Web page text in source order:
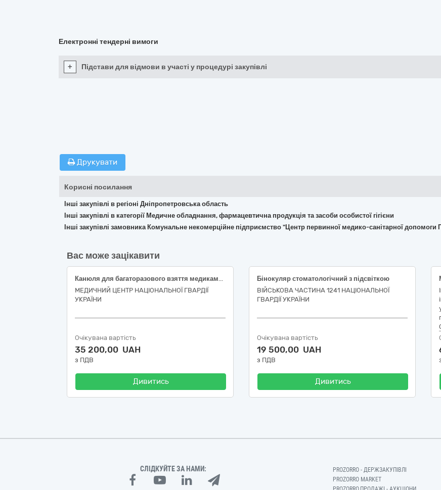
Електронні тендерні вимоги
+ Підстави для відмови в участі у процедурі закупівлі
Друкувати
Корисні посилання
Інші закупівлі в регіоні Дніпропетровська область
Інші закупівлі в категорії Медичне обладнання, фармацевтична продукція та засоби особистої гігієни
Інші закупівлі замовника Комунальне некомерційне підприємство "Центр первинної медико-санітарної допомоги
Вас може зацікавити
Канюля для багаторазового взяття медикаментів з антибактеріальним фільтром для фільтрації повітря та фільтром тонкої очистки розчину (червона)
МЕДИЧНИЙ ЦЕНТР НАЦІОНАЛЬНОЇ ГВАРДІЇ
УКРАЇНИ
Очікувана вартість
35 200,00 UAH
з ПДВ
Дивитись
Бінокуляр стоматологічний з підсвіткою
ВІЙСЬКОВА ЧАСТИНА 1241 НАЦІОНАЛЬНОЇ
ГВАРДІЇ УКРАЇНИ
Очікувана вартість
19 500,00 UAH
з ПДВ
Дивитись
СЛІДКУЙТЕ ЗА НАМИ:
PROZORRO - ДЕРЖЗАКУПІВЛІ
PROZORRO MARKET